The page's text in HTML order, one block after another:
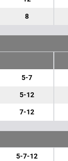
8
5-7
5-12
7-12
5-7-12